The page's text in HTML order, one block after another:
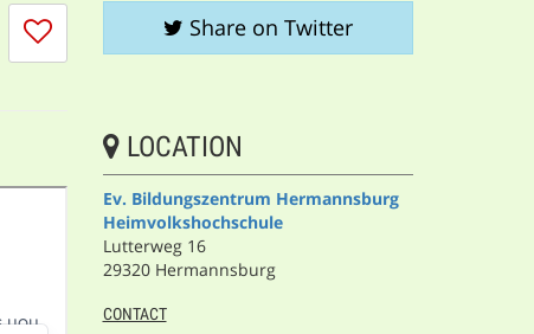
I
don't
session
Share on Twitter
LOCATION
Ev. Bildungszentrum Hermannsburg
Heimvolkshochschule
Lutterweg 16
29320 Hermannsburg
CONTACT